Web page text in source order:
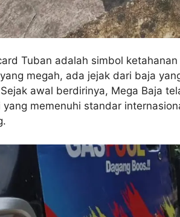
Tuban adalah simbol
megah, ada jejak dari baja
awal berdirinya, Mega Baja
memenuhi standar